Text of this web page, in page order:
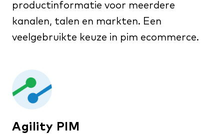
productinformatie voor meerdere
kanalen, talen en markten. Een
veelgebruikte keuze in pim ecommerce.
Agility PIM